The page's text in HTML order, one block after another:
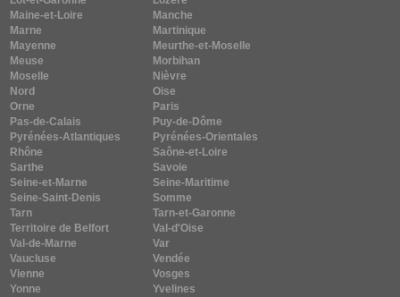
Maine-et-Loire
Manche
Marne
Martinique
Mayenne
Meurthe-et-Moselle
Meuse
Morbihan
Moselle
Nièvre
Nord
Oise
Orne
Paris
Pas-de-Calais
Puy-de-Dôme
Pyrénées-Atlantiques
Pyrénées-Orientales
Rhône
Saône-et-Loire
Sarthe
Savoie
Seine-et-Marne
Seine-Maritime
Seine-Saint-Denis
Somme
Tarn
Tarn-et-Garonne
Territoire de Belfort
Val-d'Oise
Val-de-Marne
Var
Vaucluse
Vendée
Vienne
Vosges
Yonne
Yvelines